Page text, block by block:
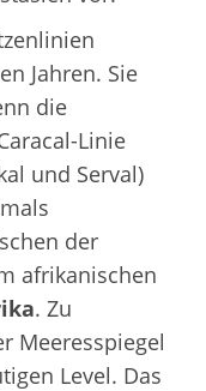
Jahren. Sie
die
Linie
und Serval)
der
afrikanischen
. Zu
Meeresspiegel
Level. Das